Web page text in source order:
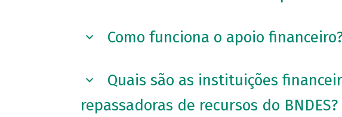
Como funciona o apoio
Quais são as instituições
repassadoras de recursos do BNDES?